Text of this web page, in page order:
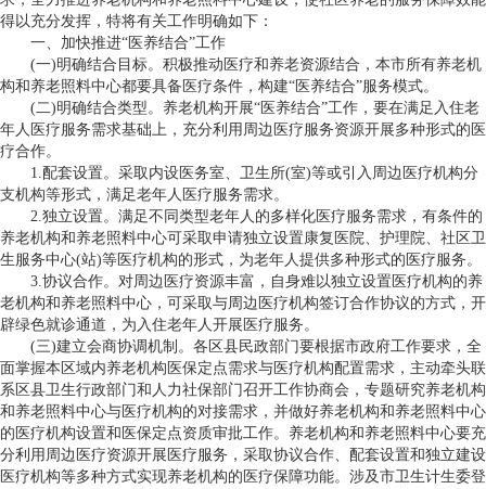
得以充分发挥，特将有关工作明确如下：
一、加快推进“医养结合”工作
(一)明确结合目标。积极推动医疗和养老资源结合，本市所有养老机
构和养老照料中心都要具备医疗条件，构建“医养结合”服务模式。
(二)明确结合类型。养老机构开展“医养结合”工作，要在满足入住老
年人医疗服务需求基础上，充分利用周边医疗服务资源开展多种形式的医
疗合作。
1.配套设置。采取内设医务室、卫生所(室)等或引入周边医疗机构分
支机构等形式，满足老年人医疗服务需求。
2.独立设置。满足不同类型老年人的多样化医疗服务需求，有条件的
养老机构和养老照料中心可采取申请独立设置康复医院、护理院、社区卫
生服务中心(站)等医疗机构的形式，为老年人提供多种形式的医疗服务。
3.协议合作。对周边医疗资源丰富，自身难以独立设置医疗机构的养
老机构和养老照料中心，可采取与周边医疗机构签订合作协议的方式，开
辟绿色就诊通道，为入住老年人开展医疗服务。
(三)建立会商协调机制。各区县民政部门要根据市政府工作要求，全
面掌握本区域内养老机构医保定点需求与医疗机构配置需求，主动牵头联
系区县卫生行政部门和人力社保部门召开工作协商会，专题研究养老机构
和养老照料中心与医疗机构的对接需求，并做好养老机构和养老照料中心
的医疗机构设置和医保定点资质审批工作。养老机构和养老照料中心要充
分利用周边医疗资源开展医疗服务，采取协议合作、配套设置和独立建设
医疗机构等多种方式实现养老机构的医疗保障功能。涉及市卫生计生委登